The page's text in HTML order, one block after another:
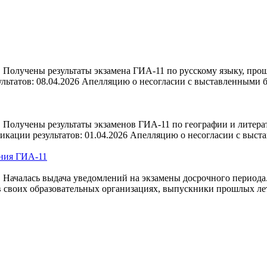
результаты экзамена ГИА-11 по русскому языку,
08.04.2026 Апелляцию о несогласии с
результаты экзаменов ГИА-11 по географии и
результатов: 01.04.2026 Апелляцию о несогласии с
ГИА-11
выдача уведомлений на экзамены досрочного
образовательных организациях, выпускники прошлых